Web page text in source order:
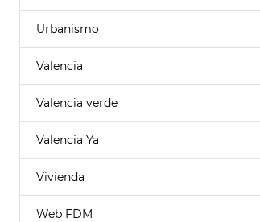
Urbanismo
Valencia
Valencia verde
Valencia Ya
Vivienda
Web FDM